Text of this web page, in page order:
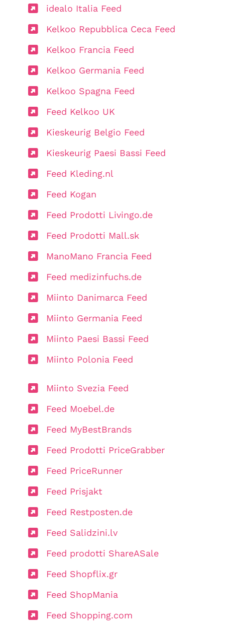
idealo Italia Feed
Kelkoo Repubblica Ceca Feed
Kelkoo Francia Feed
Kelkoo Germania Feed
Kelkoo Spagna Feed
Feed Kelkoo UK
Kieskeurig Belgio Feed
Kieskeurig Paesi Bassi Feed
Feed Kleding.nl
Feed Kogan
Feed Prodotti Livingo.de
Feed Prodotti Mall.sk
ManoMano Francia Feed
Feed medizinfuchs.de
Miinto Danimarca Feed
Miinto Germania Feed
Miinto Paesi Bassi Feed
Miinto Polonia Feed
Miinto Svezia Feed
Feed Moebel.de
Feed MyBestBrands
Feed Prodotti PriceGrabber
Feed PriceRunner
Feed Prisjakt
Feed Restposten.de
Feed Salidzini.lv
Feed prodotti ShareASale
Feed Shopflix.gr
Feed ShopMania
Feed Shopping.com